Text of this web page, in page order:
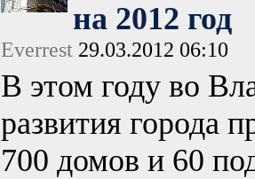
на 2012 год
Everrest 29.03.2012 06:10
В этом году во
развития города
700 домов и 60